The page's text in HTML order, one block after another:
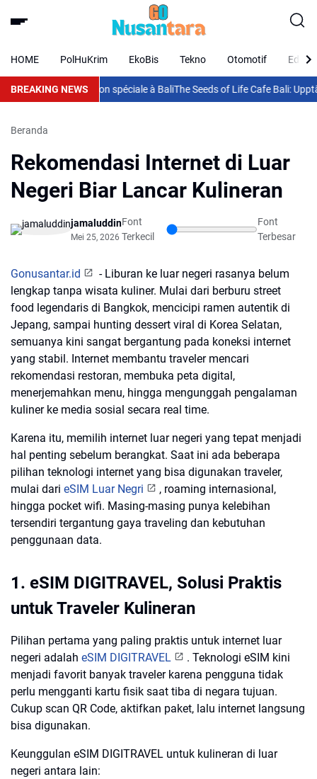
HOME PolHuKrim EkoBis Tekno Otomotif
BREAKING NEWS
chaque occasion spéciale à BaliThe Seeds of Life Cafe Bali: Upptäck
Beranda
Rekomendasi Internet di Luar
Negeri Biar Lancar Kulineran
jamaluddin
Mei 25, 2026
Font
Terkecil
Font
Terbesar
Gonusantar.id
- Liburan ke luar negeri rasanya belum
lengkap tanpa wisata kuliner. Mulai dari berburu street
food legendaris di Bangkok, mencicipi ramen autentik di
Jepang, sampai hunting dessert viral di Korea Selatan,
semuanya kini sangat bergantung pada koneksi internet
yang stabil. Internet membantu traveler mencari
rekomendasi restoran, membuka peta digital,
menerjemahkan menu, hingga mengunggah pengalaman
kuliner ke media sosial secara real time.
Karena itu, memilih internet luar negeri yang tepat menjadi
hal penting sebelum berangkat. Saat ini ada beberapa
pilihan teknologi internet yang bisa digunakan traveler,
mulai dari eSIM Luar Negri
, roaming internasional,
hingga pocket wifi. Masing-masing punya kelebihan
tersendiri tergantung gaya traveling dan kebutuhan
penggunaan data.
1. eSIM DIGITRAVEL, Solusi Praktis
untuk Traveler Kulineran
Pilihan pertama yang paling praktis untuk internet luar
negeri adalah eSIM DIGITRAVEL
. Teknologi eSIM kini
menjadi favorit banyak traveler karena pengguna tidak
perlu mengganti kartu fisik saat tiba di negara tujuan.
Cukup scan QR Code, aktifkan paket, lalu internet langsung
bisa digunakan.
Keunggulan eSIM DIGITRAVEL untuk kulineran di luar
negeri antara lain: